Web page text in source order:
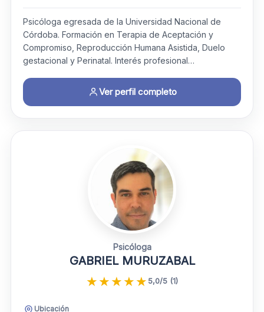
Psicóloga egresada de la Universidad Nacional de
Córdoba. Formación en Terapia de Aceptación y
Compromiso, Reproducción Humana Asistida, Duelo
gestacional y Perinatal. Interés profesional…
Ver perfil completo
Psicóloga
GABRIEL MURUZABAL
★★★★★ 5,0/5 (1)
Ubicación